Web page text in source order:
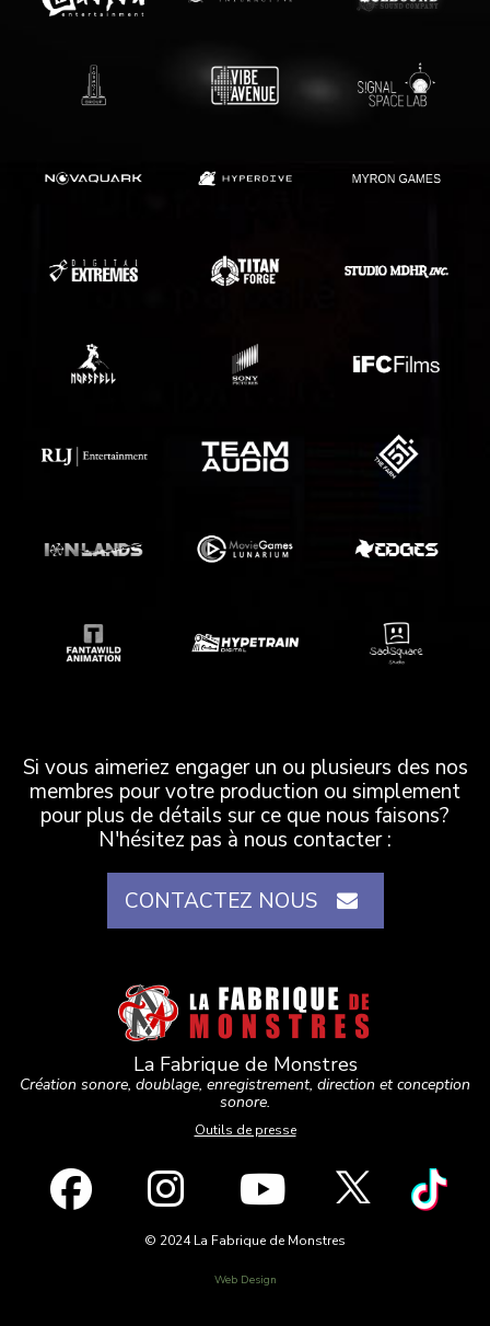
Si vous aimeriez engager un ou plusieurs des nos
membres pour votre production ou simplement
pour plus de détails sur ce que nous faisons?
N'hésitez pas à nous contacter :
CONTACTEZ NOUS
La Fabrique de Monstres
Création sonore, doublage, enregistrement, direction et conception
sonore.
Outils de presse
© 2024 La Fabrique de Monstres
Web Design